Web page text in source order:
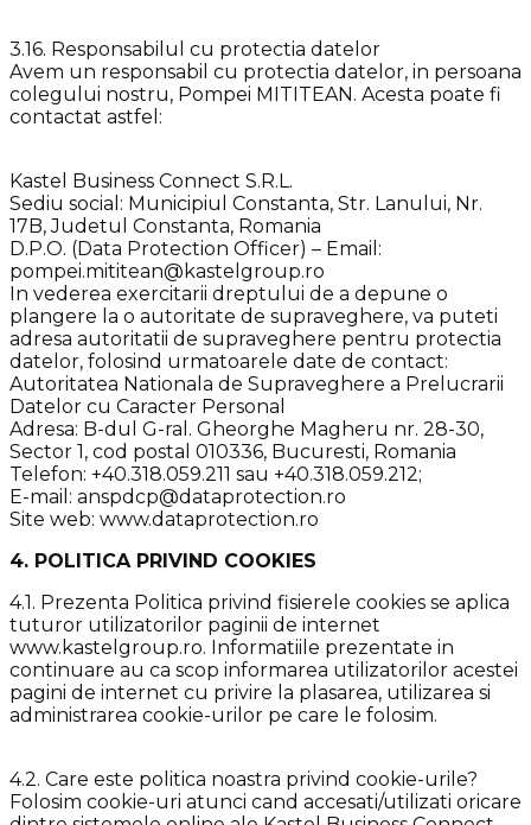
3.16. Responsabilul cu protectia datelor
Avem un responsabil cu protectia datelor, in persoana
colegului nostru, Pompei MITITEAN. Acesta poate fi
contactat astfel:
Kastel Business Connect S.R.L.
Sediu social: Municipiul Constanta, Str. Lanului, Nr.
17B, Judetul Constanta, Romania
D.P.O. (Data Protection Officer) – Email:
pompei.mititean@kastelgroup.ro
In vederea exercitarii dreptului de a depune o
plangere la o autoritate de supraveghere, va puteti
adresa autoritatii de supraveghere pentru protectia
datelor, folosind urmatoarele date de contact:
Autoritatea Nationala de Supraveghere a Prelucrarii
Datelor cu Caracter Personal
Adresa: B-dul G-ral. Gheorghe Magheru nr. 28-30,
Sector 1, cod postal 010336, Bucuresti, Romania
Telefon: +40.318.059.211 sau +40.318.059.212;
E-mail: anspdcp@dataprotection.ro
Site web: www.dataprotection.ro
4. POLITICA PRIVIND COOKIES
4.1. Prezenta Politica privind fisierele cookies se aplica
tuturor utilizatorilor paginii de internet
www.kastelgroup.ro. Informatiile prezentate in
continuare au ca scop informarea utilizatorilor acestei
pagini de internet cu privire la plasarea, utilizarea si
administrarea cookie-urilor pe care le folosim.
4.2. Care este politica noastra privind cookie-urile?
Folosim cookie-uri atunci cand accesati/utilizati oricare